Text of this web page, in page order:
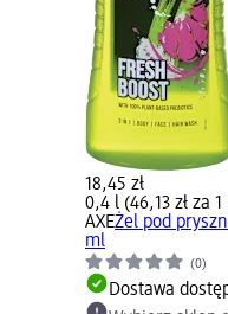
18,45 zł
0,4 l (46,13 zł za 1
AXEŻel pod
ml
(0)
Dostawa